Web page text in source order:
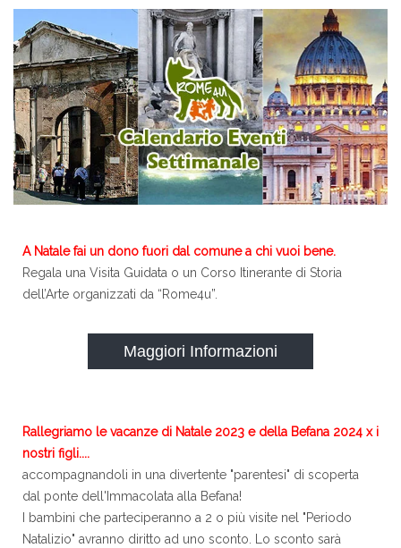
A Natale fai un dono fuori dal comune a chi vuoi bene.
Regala una Visita Guidata o un Corso Itinerante di Storia
dell’Arte organizzati da “Rome4u”.
Maggiori Informazioni
Rallegriamo le vacanze di Natale 2023 e della Befana 2024 x i
nostri figli....
accompagnandoli in una divertente "parentesi" di scoperta
dal ponte dell'Immacolata alla Befana!
I bambini che parteciperanno a 2 o più visite nel "Periodo
Natalizio" avranno diritto ad uno sconto. Lo sconto sarà